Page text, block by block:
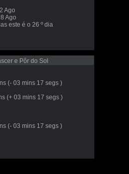
Ago
Ago
este é o 26 º dia
e Pôr do Sol
(- 03 mins 17 segs )
(+ 03 mins 17 segs )
(- 03 mins 17 segs )